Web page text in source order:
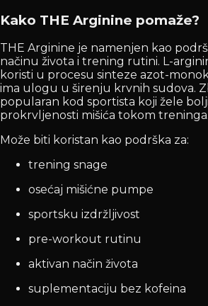
Kako THE Arginine pomaže?
THE Arginine je namenjen kao
načinu života i trening rutini. L-
koristi u procesu sinteze azot-
ima ulogu u širenju krvnih sudova.
popularan kod sportista koji žele
prokrvljenosti mišića tokom treninga.
Može biti koristan kao podrška za:
trening snage
osećaj mišićne pumpe
sportsku izdržljivost
pre-workout rutinu
aktivan način života
suplementaciju bez kofeina